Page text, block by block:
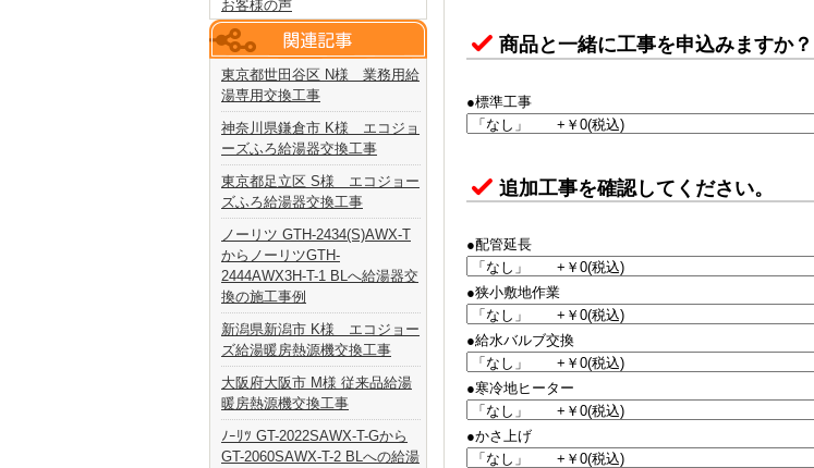
商品と一緒に工事を申込みますか？
●標準工事
追加工事を確認してください。
●配管延長
●狭小敷地作業
●給水バルブ交換
●寒冷地ヒーター
●かさ上げ
お客様の声
東京都世田谷区 N様 業務用給
湯専用交換工事
神奈川県鎌倉市 K様 エコジョ
ーズふろ給湯器交換工事
東京都足立区 S様 エコジョー
ズふろ給湯器交換工事
ノーリツ GTH-2434(S)AWX-T
からノーリツGTH-
2444AWX3H-T-1 BLへ給湯器交
換の施工事例
新潟県新潟市 K様 エコジョー
ズ給湯暖房熱源機交換工事
大阪府大阪市 M様 従来品給湯
暖房熱源機交換工事
ﾉｰﾘﾂ GT-2022SAWX-T-Gから
GT-2060SAWX-T-2 BLへの給湯